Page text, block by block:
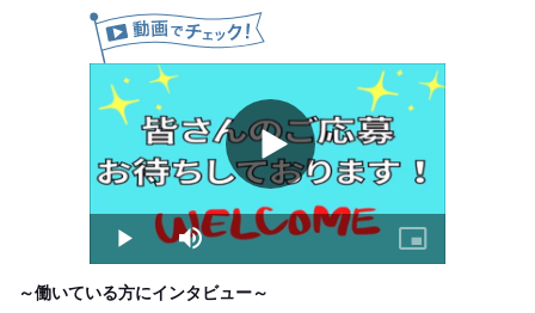
日給：13,000円 (1～3か月)
※研修期間の雇用形態・給与は同条件
◆昇給制度あり
◆賞与あり(実績あり)
◆交通費別途支給
試用期間：なし
Play
Video
Play Mute
Picture-
in-
～働いている方にインタビュー～